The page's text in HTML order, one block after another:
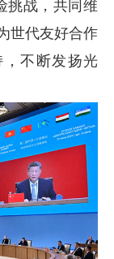
挑战，共同维
世代友好合作
不断发扬光